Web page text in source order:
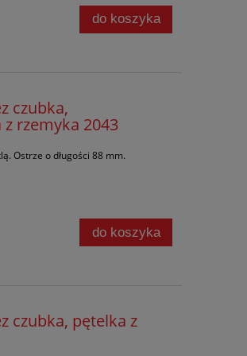
do koszyka
czubka,
rzemyka 2043
Ostrze o długości 88 mm.
do koszyka
czubka, pętelka z